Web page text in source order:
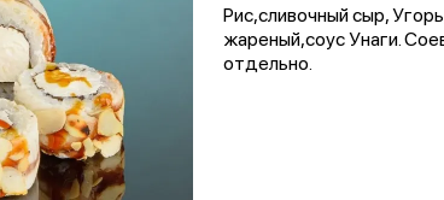
Рис,сливочный сыр,
жареный,соус Унаги.
отдельно.